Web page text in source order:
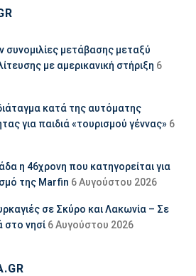
συνομιλίες μετάβασης μεταξύ
με αμερικανική στήριξη 6
κατά της αυτόματης
για παιδιά «τουρισμού γέννας» 6
η 46χρονη που κατηγορείται για
της Marfin 6 Αυγούστου 2026
σε Σκύρο και Λακωνία – Σε
στο νησί 6 Αυγούστου 2026